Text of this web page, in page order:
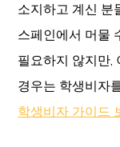
소지하고 계신 분
스페인에서 머물
필요하지 않지만,
경우는 학생비자
학생비자 가이드